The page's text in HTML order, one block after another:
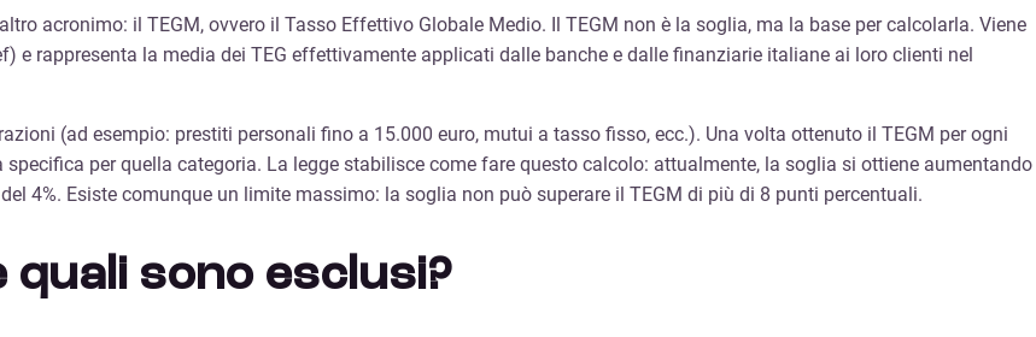
acronimo: il TEGM, ovvero il Tasso Effettivo Globale Medio. Il TEGM non è la soglia, ma la base per calcolarla. Viene
e rappresenta la media dei TEG effettivamente applicati dalle banche e dalle finanziarie italiane ai loro clienti nel
(ad esempio: prestiti personali fino a 15.000 euro, mutui a tasso fisso, ecc.). Una volta ottenuto il TEGM per ogni
per quella categoria. La legge stabilisce come fare questo calcolo: attualmente, la soglia si ottiene aumentando
4%. Esiste comunque un limite massimo: la soglia non può superare il TEGM di più di 8 punti percentuali.
quali sono esclusi?